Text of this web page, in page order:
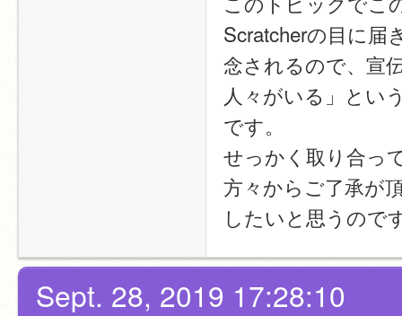
Scratcherの目に届
念されるので、宣
人々がいる」とい
です。
せっかく取り合っ
方々からご了承が
したいと思うので
Sept. 28, 2019 17:28:10